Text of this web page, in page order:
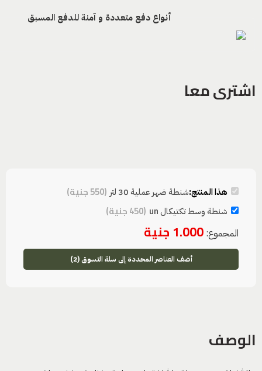
أنواع دفع متعددة و آمنة للدفع المسبق
اشترى معا
هذا المنتج:شنطة ضهر عملية 30 لتر (
550جنية)
شنطة وسط تكتيكال un (
450جنية)
المجموع: 1.000 جنية
أضف العناصر المحددة إلى سلة التسوق (2)
الوصف